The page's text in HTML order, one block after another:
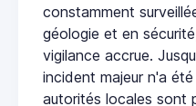
constamment
géologie et en
vigilance accrue.
incident majeur n'a
autorités locales sont